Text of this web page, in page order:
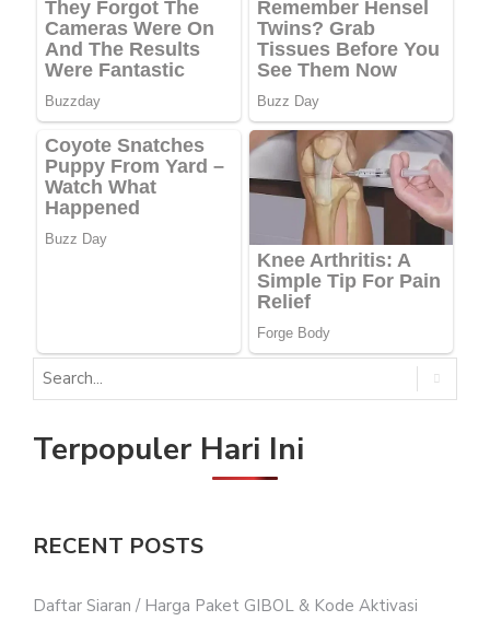
Terpopuler Hari Ini
RECENT POSTS
Daftar Siaran / Harga Paket GIBOL & Kode Aktivasi